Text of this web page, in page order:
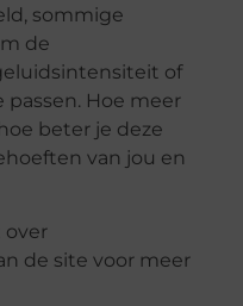
sommige
de
of
Hoe meer
beter je deze
van jou en
over
de site voor meer